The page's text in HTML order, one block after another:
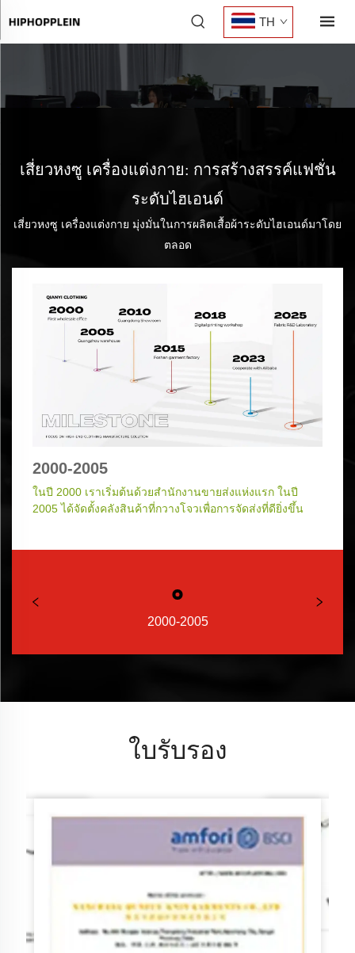
TH
เสี่ยวหงซู เครื่องแต่งกาย: การสร้างสรรค์แฟชั่น
ระดับไฮเอนด์
เสี่ยวหงซู เครื่องแต่งกาย มุ่งมั่นในการผลิตเสื้อผ้าระดับไฮเอนด์มาโดย
ตลอด
2000-2005
ในปี 2000 เราเริ่มต้นด้วยสำนักงานขายส่งแห่งแรก ในปี
2005 ได้จัดตั้งคลังสินค้าที่กวางโจวเพื่อการจัดส่งที่ดียิ่งขึ้น
2010-2015
ในปี 2010 เราได้เปิดโชว์รูมที่กวางตุ้งเพื่อจัดแสดงผลงาน
ออกแบบของเรา จากนั้นในปี 2015 โรงงานผลิตเสื้อผ้าที่ฝอ
2018-2023
ก้าวสู่นวัตกรรม เราได้เปิดตัวโรงงานพิมพ์ดิจิทัลในปี 2018
เพื่อรองรับลวดลายที่สร้างสรรค์ และในปี 2023 การร่วมมือ
2025
ในปี 2025 ห้องปฏิบัติการวิจัยและพัฒนาผ้าจะขับเคลื่อน
นวัตกรรมด้านผ้าทอทุกด้าน ทุกก้าวสะท้อนความมุ่งมั่นของ
2000-2005
ใบรับรอง